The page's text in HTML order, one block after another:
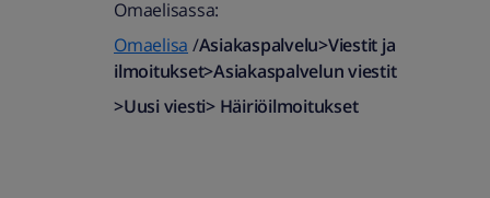
Omaelisassa:
Omaelisa /Asiakaspalvelu>Viestit ja
ilmoitukset>Asiakaspalvelun viestit
>Uusi viesti> Häiriöilmoitukset